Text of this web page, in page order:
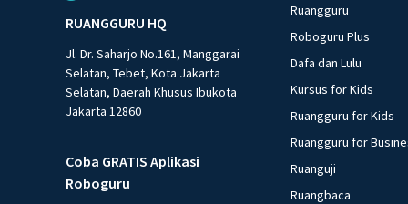
RUANGGURU HQ
Jl. Dr. Saharjo No.161, Manggarai
Selatan, Tebet, Kota Jakarta
Selatan, Daerah Khusus Ibukota
Jakarta 12860
Coba GRATIS Aplikasi
Roboguru
Ruangguru
Roboguru Plus
Dafa dan Lulu
Kursus for Kids
Ruangguru for Kids
Ruangguru for
Ruanguji
Ruangbaca